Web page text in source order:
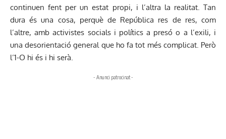
continuen fent per un estat propi, i l’altra la realitat. Tan
dura és una cosa, perquè de República res de res, com
l’altre, amb activistes socials i polítics a presó o a l’exili, i
una desorientació general que ho fa tot més complicat. Però
l’1-O hi és i hi serà.
- Anunci patrocinat -